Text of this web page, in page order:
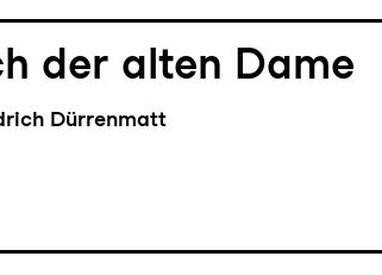
der alten Dame
Dürrenmatt